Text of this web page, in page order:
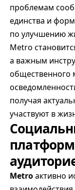
проблемам
единства и
по улучшению
Metro
а важным
общественного
получая
участвуют в
Metroактивно